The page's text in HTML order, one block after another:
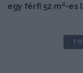
egy férfi 52 m²-es